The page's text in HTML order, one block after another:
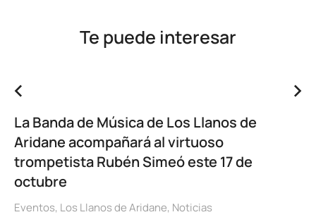
Te puede interesar
La Banda de Música de Los Llanos de
Aridane acompañará al virtuoso
trompetista Rubén Simeó este 17 de
octubre
Eventos, Los Llanos de Aridane, Noticias